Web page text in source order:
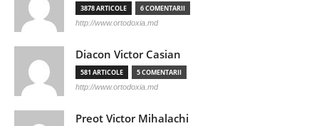
3878 ARTICOLE 6 COMENTARII
http://www.ortodoxia.md
Diacon Victor Casian
581 ARTICOLE 5 COMENTARII
http://www.ortodoxia.md
Preot Victor Mihalachi